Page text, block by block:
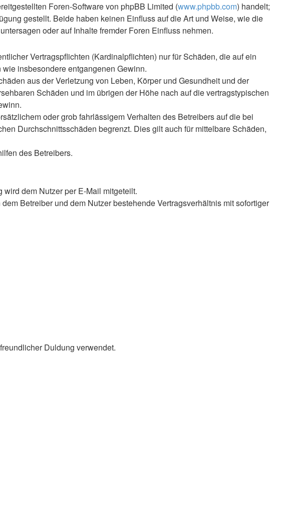
Foren-Software von phpBB Limited (www.phpbb.com) handelt;
gestellt. Beide haben keinen Einfluss auf die Art und Weise, wie die
oder auf Inhalte fremder Foren Einfluss nehmen.
Vertragspflichten (Kardinalpflichten) nur für Schäden, die auf ein
insbesondere entgangenen Gewinn.
aus der Verletzung von Leben, Körper und Gesundheit und der
Schäden und im übrigen der Höhe nach auf die vertragstypischen
oder grob fahrlässigem Verhalten des Betreibers auf die bei
Durchschnittsschäden begrenzt. Dies gilt auch für mittelbare Schäden,
des Betreibers.
dem Nutzer per E-Mail mitgeteilt.
Betreiber und dem Nutzer bestehende Vertragsverhältnis mit sofortiger
Duldung verwendet.